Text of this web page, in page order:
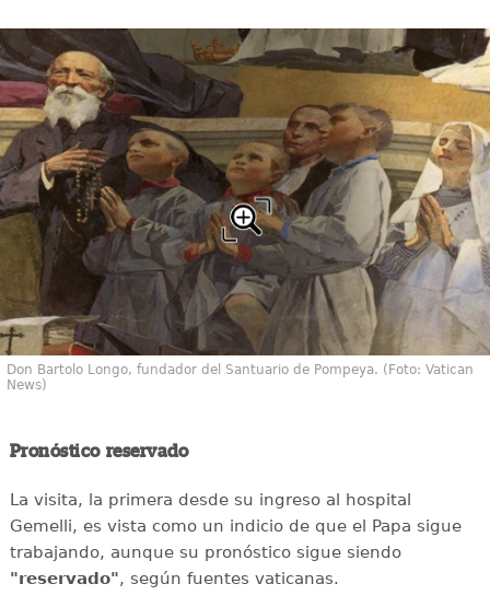
Don Bartolo Longo, fundador del Santuario de Pompeya. (Foto: Vatican
News)
Pronóstico reservado
La visita, la primera desde su ingreso al hospital
Gemelli, es vista como un indicio de que el Papa sigue
trabajando, aunque su pronóstico sigue siendo
"reservado", según fuentes vaticanas.